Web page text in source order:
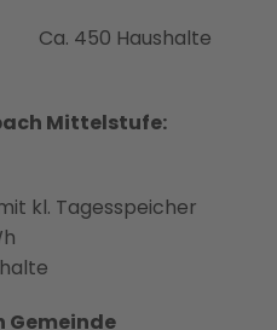
Mittelstufe:
kl. Tagesspeicher
Gemeinde